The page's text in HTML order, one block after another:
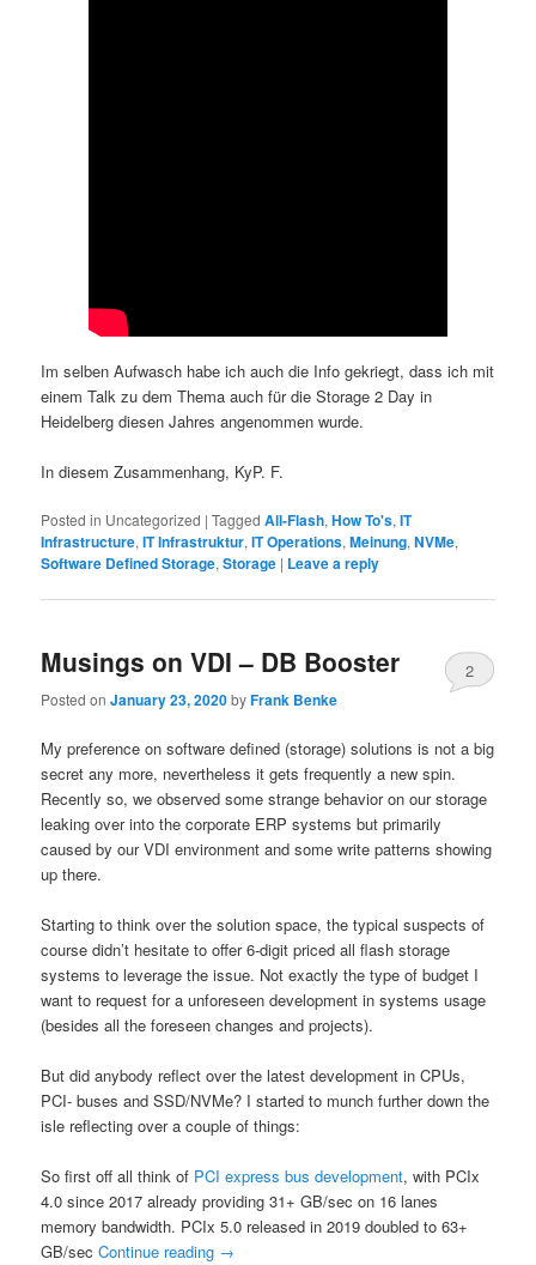
Im selben Aufwasch habe ich auch die Info gekriegt, dass ich mit
einem Talk zu dem Thema auch für die Storage 2 Day in
Heidelberg diesen Jahres angenommen wurde.
In diesem Zusammenhang, KyP. F.
Posted in Uncategorized |Tagged All-Flash,How To's,IT
Infrastructure,IT Infrastruktur,IT Operations,Meinung,NVMe,
Software Defined Storage,Storage | Leave a reply
Musings on VDI – DB Booster
Posted onJanuary 23, 2020byFrank Benke
2
My preference on software defined (storage) solutions is not a big
secret any more, nevertheless it gets frequently a new spin.
Recently so, we observed some strange behavior on our storage
leaking over into the corporate ERP systems but primarily
caused by our VDI environment and some write patterns showing
up there.
Starting to think over the solution space, the typical suspects of
course didn’t hesitate to offer 6-digit priced all flash storage
systems to leverage the issue. Not exactly the type of budget I
want to request for a unforeseen development in systems usage
(besides all the foreseen changes and projects).
But did anybody reflect over the latest development in CPUs,
PCI- buses and SSD/NVMe? I started to munch further down the
isle reflecting over a couple of things:
So first off all think of PCI express bus development, with PCIx
4.0 since 2017 already providing 31+ GB/sec on 16 lanes
memory bandwidth. PCIx 5.0 released in 2019 doubled to 63+
GB/secContinue reading →